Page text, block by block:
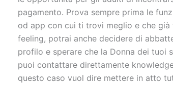
pagamento. Prova sempre prima le
od app con cui ti trovi meglio e che
feeling, potrai anche decidere di
profilo e sperare che la Donna dei tuoi
puoi contattare direttamente
questo caso vuol dire mettere in atto